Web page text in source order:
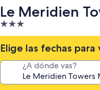
Le Meridien
Alojamiento
de
3.0 estrellas
Elige las fechas para
¿A dónde vas?